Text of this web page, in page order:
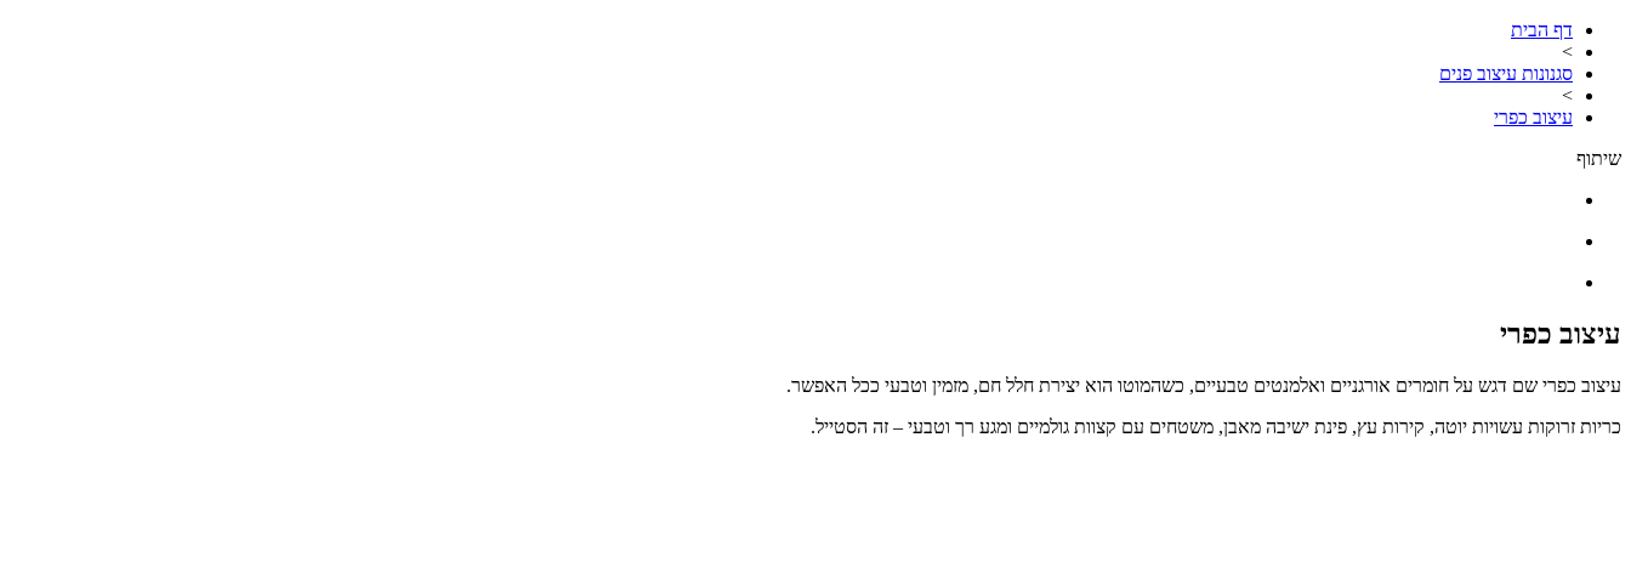
דף הבית
>
סגנונות עיצוב פנים
>
עיצוב כפרי
שיתוף
עיצוב כפרי
עיצוב כפרי שם דגש על חומרים אורגניים ואלמנטים טבעיים, כשהמוטו הוא יצירת חלל חם, מזמין וטבעי ככל האפשר.
כריות זרוקות עשויות יוטה, קירות עץ, פינת ישיבה מאבן, משטחים עם קצוות גולמיים ומגע רך וטבעי – זה הסטייל.